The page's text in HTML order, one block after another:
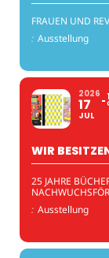
FRAUEN UND
: Ausstellung
2026
17
JUL
WIR
25 JAHRE
: Ausstellung